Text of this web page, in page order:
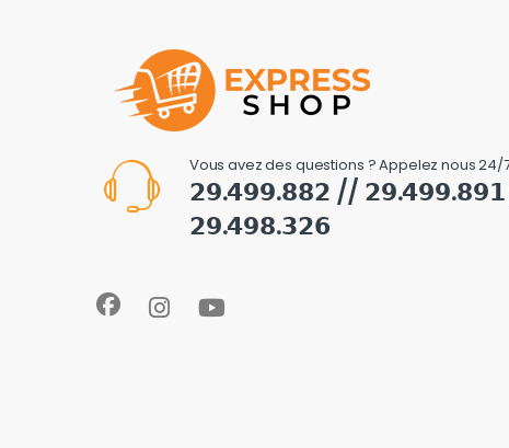
Vous avez des questions ? Appelez nous 24/
𝟮𝟵.𝟰𝟵𝟵.𝟴𝟴𝟮 //
𝟮𝟵.𝟰𝟵𝟴.𝟯𝟮𝟲